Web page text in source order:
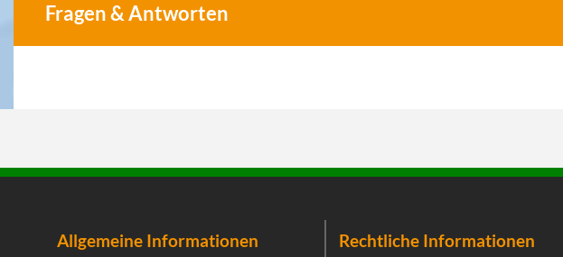
Fragen & Antworten
Allgemeine Informationen Rechtliche Informationen